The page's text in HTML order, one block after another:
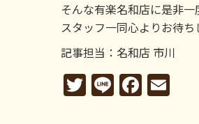
そんな有楽名和店に是非一
スタッフ一同心よりお待ち
記事担当：名和店 市川
Twitter
Line